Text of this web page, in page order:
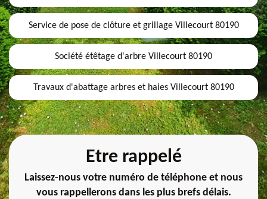
Service de pose de clôture et grillage Villecourt 80190
Société étêtage d'arbre Villecourt 80190
Travaux d'abattage arbres et haies Villecourt 80190
Etre rappelé
Laissez-nous votre numéro de téléphone et nous
vous rappellerons dans les plus brefs délais.